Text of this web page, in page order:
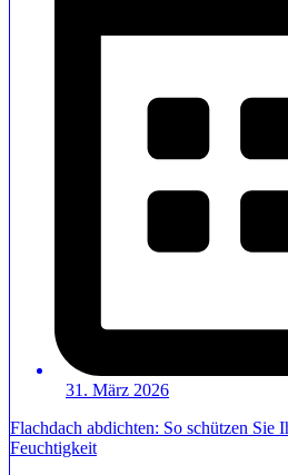
31. März 2026
Flachdach abdichten: So schützen Sie
Feuchtigkeit